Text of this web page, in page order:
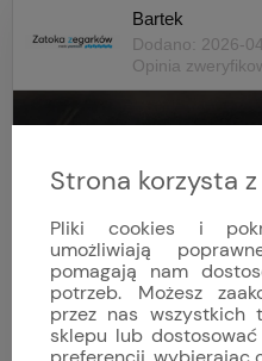
Bartek
Dodano: 2026-
Opinia
Strona korzysta
Pliki cookies i
umożliwiają
pomagają nam
potrzeb. Możesz
przez nas
sklepu lub